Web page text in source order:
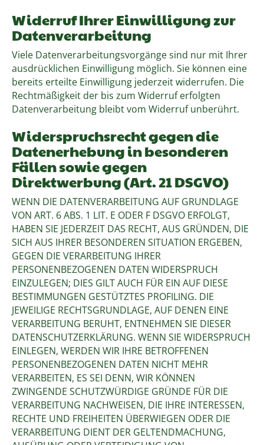
Widerruf Ihrer Einwilligung zur
Datenverarbeitung
Viele Datenverarbeitungsvorgänge sind nur mit Ihrer
ausdrücklichen Einwilligung möglich. Sie können eine
bereits erteilte Einwilligung jederzeit widerrufen. Die
Rechtmäßigkeit der bis zum Widerruf erfolgten
Datenverarbeitung bleibt vom Widerruf unberührt.
Widerspruchsrecht gegen die
Datenerhebung in besonderen
Fällen sowie gegen
Direktwerbung (Art. 21 DSGVO)
WENN DIE DATENVERARBEITUNG AUF GRUNDLAGE
VON ART. 6 ABS. 1 LIT. E ODER F DSGVO ERFOLGT,
HABEN SIE JEDERZEIT DAS RECHT, AUS GRÜNDEN, DIE
SICH AUS IHRER BESONDEREN SITUATION ERGEBEN,
GEGEN DIE VERARBEITUNG IHRER
PERSONENBEZOGENEN DATEN WIDERSPRUCH
EINZULEGEN; DIES GILT AUCH FÜR EIN AUF DIESE
BESTIMMUNGEN GESTÜTZTES PROFILING. DIE
JEWEILIGE RECHTSGRUNDLAGE, AUF DENEN EINE
VERARBEITUNG BERUHT, ENTNEHMEN SIE DIESER
DATENSCHUTZERKLÄRUNG. WENN SIE WIDERSPRUCH
EINLEGEN, WERDEN WIR IHRE BETROFFENEN
PERSONENBEZOGENEN DATEN NICHT MEHR
VERARBEITEN, ES SEI DENN, WIR KÖNNEN
ZWINGENDE SCHUTZWÜRDIGE GRÜNDE FÜR DIE
VERARBEITUNG NACHWEISEN, DIE IHRE INTERESSEN,
RECHTE UND FREIHEITEN ÜBERWIEGEN ODER DIE
VERARBEITUNG DIENT DER GELTENDMACHUNG,